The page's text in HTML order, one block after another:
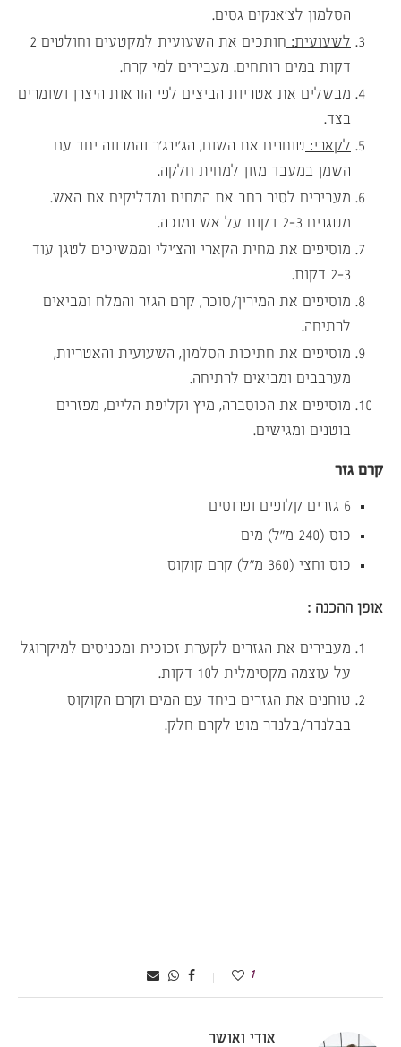
הסלמון לצ’אנקים גסים.
לשעועית:
חותכים את השעועית למקטעים וחולטים 2
דקות במים רותחים. מעבירים למי קרח.
מבשלים את אטריות הביצים לפי הוראות היצרן ושומרים
בצד.
לקארי: טוחנים את השום, הג’ינג’ר והמרווה יחד עם
השמן במעבד מזון למחית חלקה.
מעבירים לסיר רחב את המחית ומדליקים את האש.
מטגנים 2-3 דקות על אש נמוכה.
מוסיפים את מחית הקארי והצ’ילי וממשיכים לטגן עוד
2-3 דקות.
מוסיפים את המירין/סוכר, קרם הגזר והמלח ומביאים
לרתיחה.
מוסיפים את חתיכות הסלמון, השעועית והאטריות,
מערבבים ומביאים לרתיחה.
מוסיפים את הכוסברה, מיץ וקליפת הליים, מפזרים
בוטנים ומגישים.
קרם גזר
6 גזרים קלופים ופרוסים
כוס (240 מ”ל) מים
כוס וחצי (360 מ”ל) קרם קוקוס
אופן ההכנה :
מעבירים את הגזרים לקערת זכוכית ומכניסים למיקרוגל
על עוצמה מקסימלית ל10 דקות.
טוחנים את הגזרים ביחד עם המים וקרם הקוקוס
בבלנדר/בלנדר מוט לקרם חלק.
1
אודי ואושר